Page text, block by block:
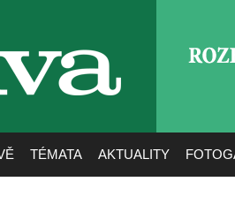
TÉMATA AKTUALITY